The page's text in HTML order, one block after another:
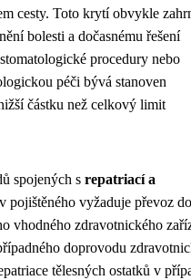
cesty. Toto krytí obvykle
bolesti a dočasnému řešení
procedury nebo
péči bývá stanoven
částku než celkový limit
spojených s repatriací a
pojištěného vyžaduje převoz do
vhodného zdravotnického
doprovodu
tělesných ostatků v